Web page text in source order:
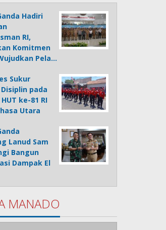
Hadiri
RI,
Komitmen
Pela…
Sukur
pada
ke-81 RI
Utara
Lanud Sam
Bangun
Dampak El
MANADO